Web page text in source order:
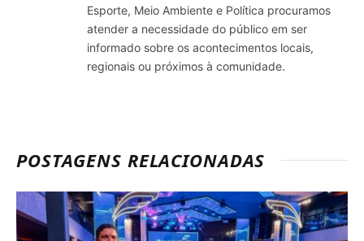
Esporte, Meio Ambiente e Política procuramos
atender a necessidade do público em ser
informado sobre os acontecimentos locais,
regionais ou próximos à comunidade.
POSTAGENS RELACIONADAS